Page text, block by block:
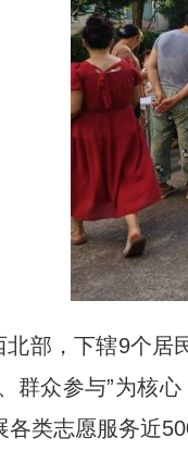
部，下辖9个居
群众参与”为核
类志愿服务近